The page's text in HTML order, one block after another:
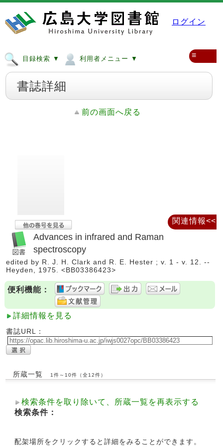
ログイン
目録検索 ▼ 利用者メニュー ▼ ≡
書誌詳細
前の画面へ戻る
Advances in infrared and Raman
spectroscopy
edited by R. J. H. Clark and R. E. Hester ; v. 1 - v. 12. --
Heyden, 1975. <BB03386423>
便利機能：
詳細情報を見る
書誌URL：
所蔵一覧 1件～10件（全12件）
検索条件を取り除いて、所蔵一覧を再表示する
検索条件：
配架場所をクリックすると詳細をみることができます。
関連情報<<